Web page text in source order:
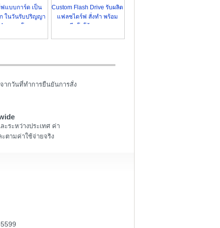
แบบการ์ด เป็น
ในวันรับปริญญา
ๆ ราคาโรงงาน
Custom Flash Drive รับผลิต
แฟลชไดร์ฟ สั่งทำ พร้อม
สกรีนโลโก้ ราคาถูก
ากวันที่ทำการยืนยันการสั่ง
ะระหว่างประเทศ ค่า
ตามค่าใช้จ่ายจริง